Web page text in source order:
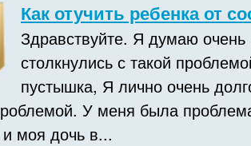
Как отучить ребенка от
Здравствуйте. Я думаю
столкнулись с такой
пустышка, Я лично очень
У меня была
моя дочь в...